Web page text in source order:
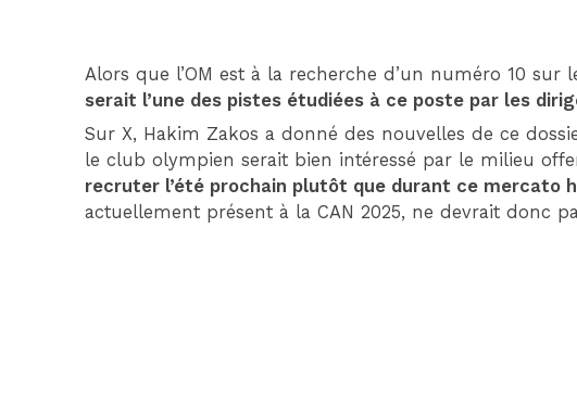
Alors que l’OM est à la recherche d’un numéro 10 sur
serait l’une des pistes étudiées à ce poste par les
Sur X, Hakim Zakos a donné des nouvelles de ce
le club olympien serait bien intéressé par le milieu
recruter l’été prochain plutôt que durant ce mercato
actuellement présent à la CAN 2025, ne devrait donc